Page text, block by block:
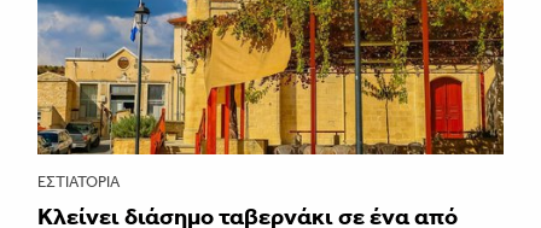
ΕΣΤΙΑΤΌΡΙΑ
Κλείνει διάσημο ταβερνάκι σε ένα από